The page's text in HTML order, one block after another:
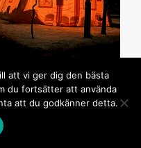
ENERGI
till
att vi ger dig den bästa
du fortsätter att använda
att du godkänner detta.